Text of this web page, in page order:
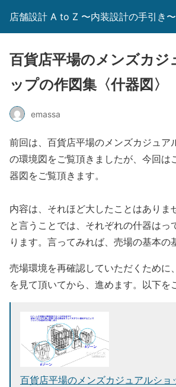
店舗設計 A to Z 〜内装設計の手引き〜
百貨店平場のメンズカジ
ップの作図集〈什器図〉
emassa
前回は、百貨店平場のメンズカジュア
の環境図をご覧頂きましたが、今回は
器図をご覧頂きます。
内容は、それほど大したことはありま
と言うことでは、それぞれの什器はっ
ります。言ってみれば、売場の基本の
売場環境を再確認していただくために
を見て頂いてから、進めます。以下を
百貨店平場のメンズカジュアルショ